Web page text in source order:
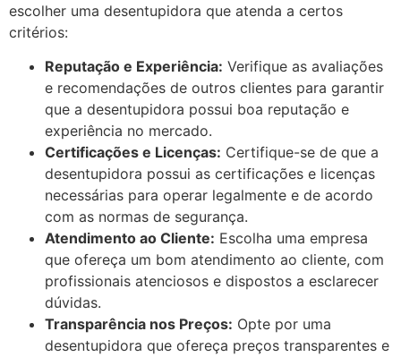
escolher uma desentupidora que atenda a certos
critérios:
Reputação e Experiência: Verifique as avaliações
e recomendações de outros clientes para garantir
que a desentupidora possui boa reputação e
experiência no mercado.
Certificações e Licenças: Certifique-se de que a
desentupidora possui as certificações e licenças
necessárias para operar legalmente e de acordo
com as normas de segurança.
Atendimento ao Cliente: Escolha uma empresa
que ofereça um bom atendimento ao cliente, com
profissionais atenciosos e dispostos a esclarecer
dúvidas.
Transparência nos Preços: Opte por uma
desentupidora que ofereça preços transparentes e